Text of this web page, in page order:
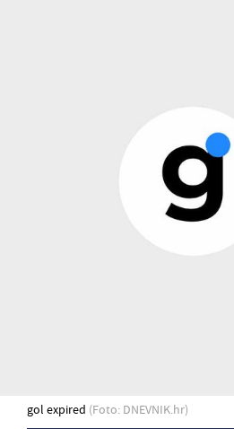
gol expired (Foto: DNEVNIK.hr)